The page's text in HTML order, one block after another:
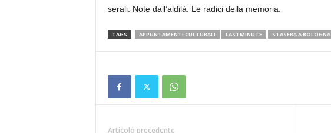
serali: Note dall’aldilà. Le radici della memoria.
TAGS APPUNTAMENTI CULTURALI LASTMINUTE STASERA A BOLOGNA
Articolo precedente